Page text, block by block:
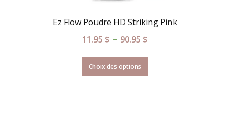
Ez Flow Poudre HD Striking Pink
11.95 $ – 90.95 $
Choix des options